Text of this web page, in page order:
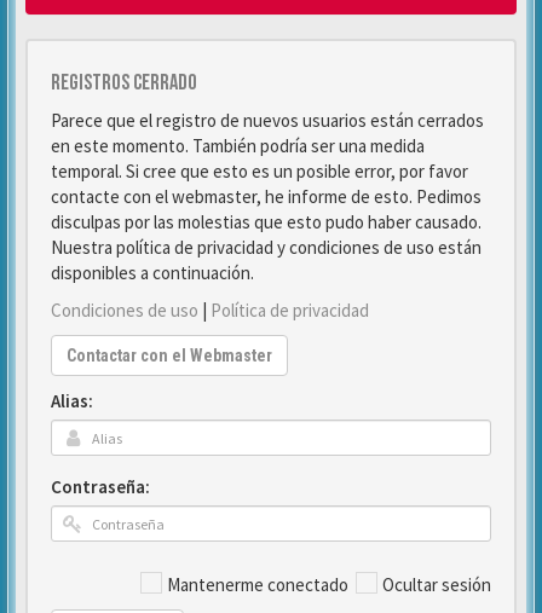
Registros cerrado
Parece que el registro de nuevos usuarios están cerrados
en este momento. También podría ser una medida
temporal. Si cree que esto es un posible error, por favor
contacte con el webmaster, he informe de esto. Pedimos
disculpas por las molestias que esto pudo haber causado.
Nuestra política de privacidad y condiciones de uso están
disponibles a continuación.
Condiciones de uso | Política de privacidad
Contactar con el Webmaster
Alias:
Contraseña:
Mantenerme conectado Ocultar sesión